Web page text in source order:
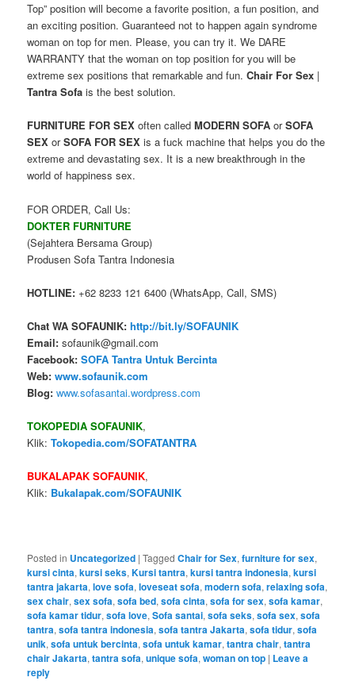
Top” position will become a favorite position, a fun position, and
an exciting position.Guaranteed not to happen again syndrome
woman on top for men. Please, you can try it. We DARE
WARRANTY that the woman on top position for you will be
extreme sex positions that remarkable and fun.Chair For Sex |
Tantra Sofais the best solution.
FURNITURE FOR SEX often calledMODERN SOFA orSOFA
SEX orSOFA FOR SEX is a fuck machinethat helps you do the
extreme and devastating sex. It is a new breakthrough in the
world of happiness sex.
FOR ORDER, Call Us:
DOKTER FURNITURE
(Sejahtera Bersama Group)
Produsen Sofa Tantra Indonesia
HOTLINE: +62 8233 121 6400 (WhatsApp, Call, SMS)
Chat WA SOFAUNIK: http://bit.ly/SOFAUNIK
Email: sofaunik@gmail.com
Facebook:SOFA Tantra Untuk Bercinta
Web: www.sofaunik.com
Blog: www.sofasantai.wordpress.com
TOKOPEDIA SOFAUNIK,
Klik:Tokopedia.com/SOFATANTRA
BUKALAPAK SOFAUNIK,
Klik: Bukalapak.com/SOFAUNIK
Posted in Uncategorized |Tagged Chair for Sex,furniture for sex,
kursi cinta,kursi seks,Kursi tantra,kursi tantra indonesia,kursi
tantra jakarta,love sofa,loveseat sofa,modern sofa,relaxing sofa,
sex chair,sex sofa,sofa bed,sofa cinta,sofa for sex,sofa kamar,
sofa kamar tidur,sofa love,Sofa santai,sofa seks,sofa sex,sofa
tantra,sofa tantra indonesia,sofa tantra Jakarta,sofa tidur,sofa
unik,sofa untuk bercinta,sofa untuk kamar,tantra chair,tantra
chair Jakarta,tantra sofa,unique sofa,woman on top | Leave a
reply